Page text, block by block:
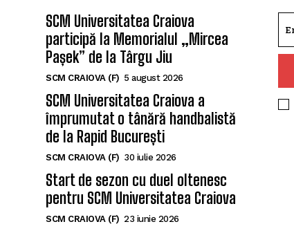
SCM Universitatea Craiova
participă la Memorialul „Mircea
Pașek” de la Târgu Jiu
SCM CRAIOVA (F) 5 august 2026
SCM Universitatea Craiova a
împrumutat o tânără handbalistă
de la Rapid București
SCM CRAIOVA (F) 30 iulie 2026
Start de sezon cu duel oltenesc
pentru SCM Universitatea Craiova
SCM CRAIOVA (F) 23 iunie 2026